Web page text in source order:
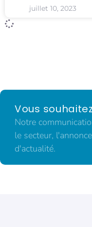
juillet 10, 2023
Vous
Notre
le secteur,
d'actualité.